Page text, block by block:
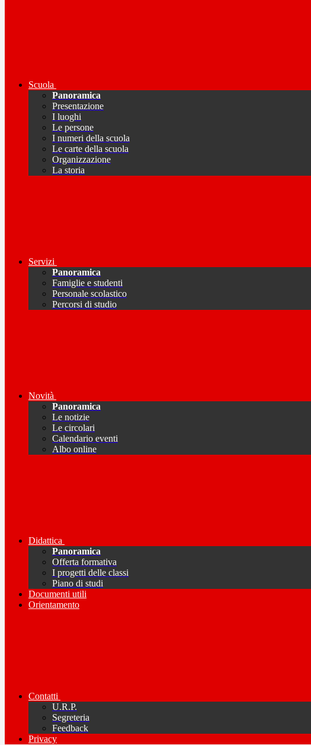
Scuola
Panoramica
Presentazione
I luoghi
Le persone
I numeri della scuola
Le carte della scuola
Organizzazione
La storia
Servizi
Panoramica
Famiglie e studenti
Personale scolastico
Percorsi di studio
Novità
Panoramica
Le notizie
Le circolari
Calendario eventi
Albo online
Didattica
Panoramica
Offerta formativa
I progetti delle classi
Piano di studi
Documenti utili
Orientamento
Contatti
U.R.P.
Segreteria
Feedback
Privacy